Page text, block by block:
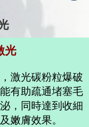
光
激光碳粉粒爆破
有助疏通堵塞毛
，同時達到收細
嫩膚效果。